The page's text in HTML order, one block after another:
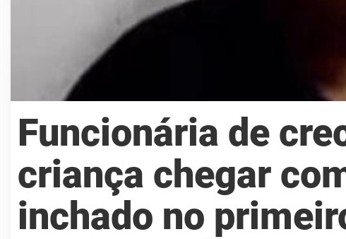
Funcionária de
criança chegar
inchado no